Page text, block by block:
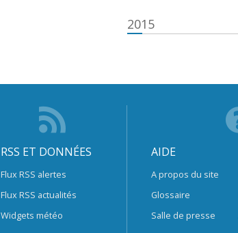
2015
RSS ET DONNÉES
Flux RSS alertes
Flux RSS actualités
Widgets météo
AIDE
A propos du site
Glossaire
Salle de presse